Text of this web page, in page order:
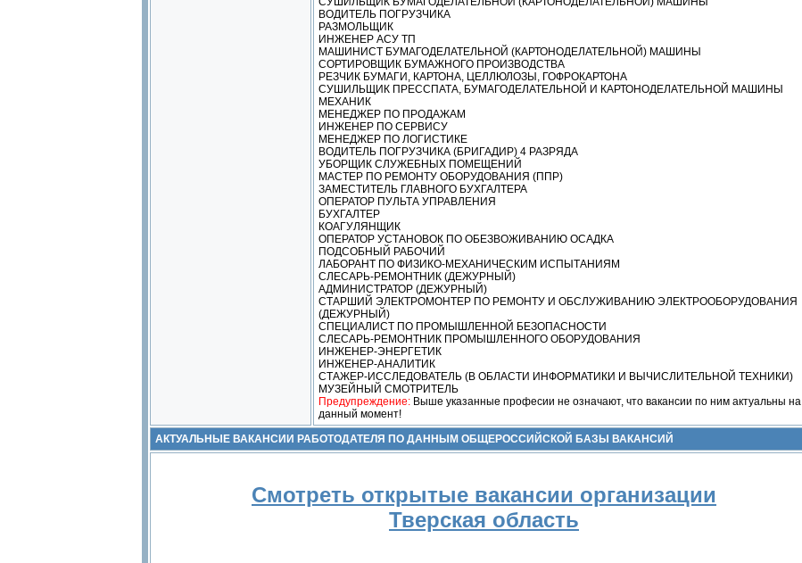
ВОДИТЕЛЬ ПОГРУЗЧИКА
РАЗМОЛЬЩИК
ИНЖЕНЕР АСУ ТП
МАШИНИСТ БУМАГОДЕЛАТЕЛЬНОЙ (КАРТОНОДЕЛАТЕЛЬНОЙ) МАШИНЫ
СОРТИРОВЩИК БУМАЖНОГО ПРОИЗВОДСТВА
РЕЗЧИК БУМАГИ, КАРТОНА, ЦЕЛЛЮЛОЗЫ, ГОФРОКАРТОНА
СУШИЛЬЩИК ПРЕССПАТА, БУМАГОДЕЛАТЕЛЬНОЙ И КАРТОНОДЕЛАТЕЛЬНОЙ МАШИНЫ
МЕХАНИК
МЕНЕДЖЕР ПО ПРОДАЖАМ
ИНЖЕНЕР ПО СЕРВИСУ
МЕНЕДЖЕР ПО ЛОГИСТИКЕ
ВОДИТЕЛЬ ПОГРУЗЧИКА (БРИГАДИР) 4 РАЗРЯДА
УБОРЩИК СЛУЖЕБНЫХ ПОМЕЩЕНИЙ
МАСТЕР ПО РЕМОНТУ ОБОРУДОВАНИЯ (ППР)
ЗАМЕСТИТЕЛЬ ГЛАВНОГО БУХГАЛТЕРА
ОПЕРАТОР ПУЛЬТА УПРАВЛЕНИЯ
БУХГАЛТЕР
КОАГУЛЯНЩИК
ОПЕРАТОР УСТАНОВОК ПО ОБЕЗВОЖИВАНИЮ ОСАДКА
ПОДСОБНЫЙ РАБОЧИЙ
ЛАБОРАНТ ПО ФИЗИКО-МЕХАНИЧЕСКИМ ИСПЫТАНИЯМ
СЛЕСАРЬ-РЕМОНТНИК (ДЕЖУРНЫЙ)
АДМИНИСТРАТОР (ДЕЖУРНЫЙ)
СТАРШИЙ ЭЛЕКТРОМОНТЕР ПО РЕМОНТУ И ОБСЛУЖИВАНИЮ ЭЛЕКТРООБОРУДОВАНИЯ
(ДЕЖУРНЫЙ)
СПЕЦИАЛИСТ ПО ПРОМЫШЛЕННОЙ БЕЗОПАСНОСТИ
СЛЕСАРЬ-РЕМОНТНИК ПРОМЫШЛЕННОГО ОБОРУДОВАНИЯ
ИНЖЕНЕР-ЭНЕРГЕТИК
ИНЖЕНЕР-АНАЛИТИК
СТАЖЕР-ИССЛЕДОВАТЕЛЬ (В ОБЛАСТИ ИНФОРМАТИКИ И ВЫЧИСЛИТЕЛЬНОЙ ТЕХНИКИ)
МУЗЕЙНЫЙ СМОТРИТЕЛЬ
Предупреждение:Выше указанные професии не означают, что вакансии по ним актуальны на
данный момент!
АКТУАЛЬНЫЕ ВАКАНСИИ РАБОТОДАТЕЛЯ ПО ДАННЫМ ОБЩЕРОССИЙСКОЙ БАЗЫ ВАКАНСИЙ
Смотреть открытые вакансии организации
Тверская область